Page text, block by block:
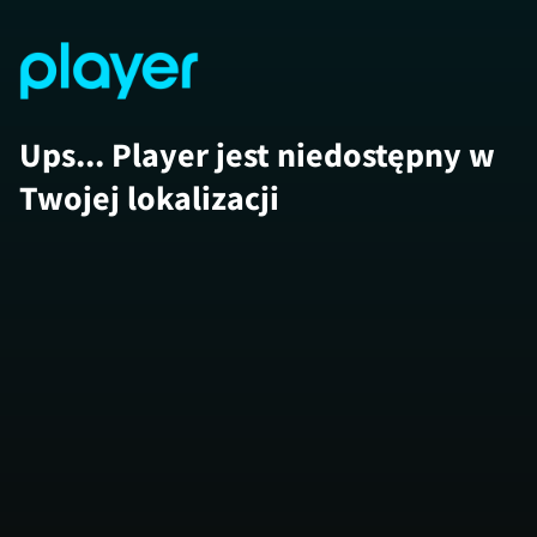
Ups... Player jest niedostępny w
Twojej lokalizacji